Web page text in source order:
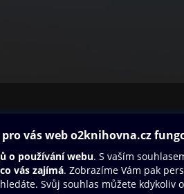
Oneplay Originály
Sport